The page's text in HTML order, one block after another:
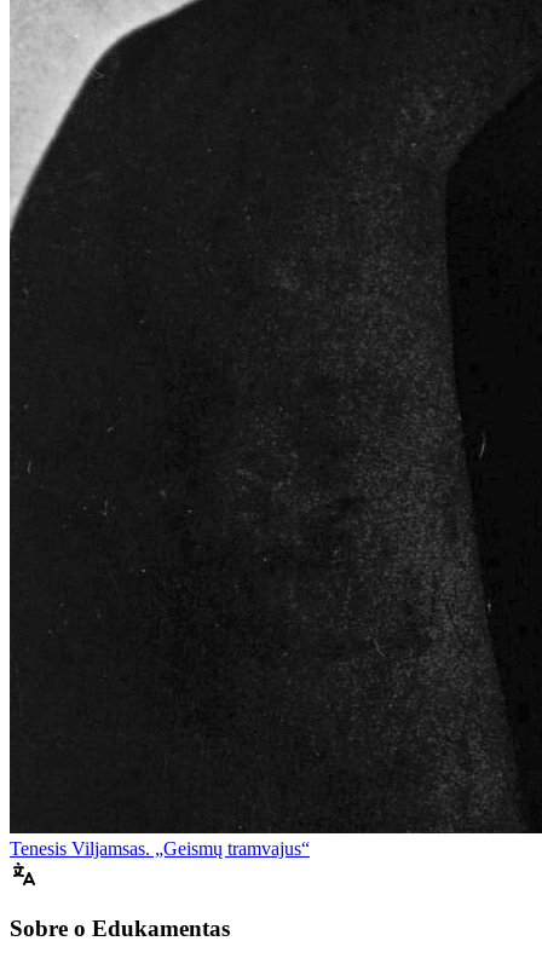
Tenesis Viljamsas. „Geismų tramvajus“
Sobre o Edukamentas